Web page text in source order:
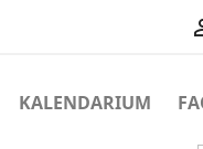
KALENDARIUM